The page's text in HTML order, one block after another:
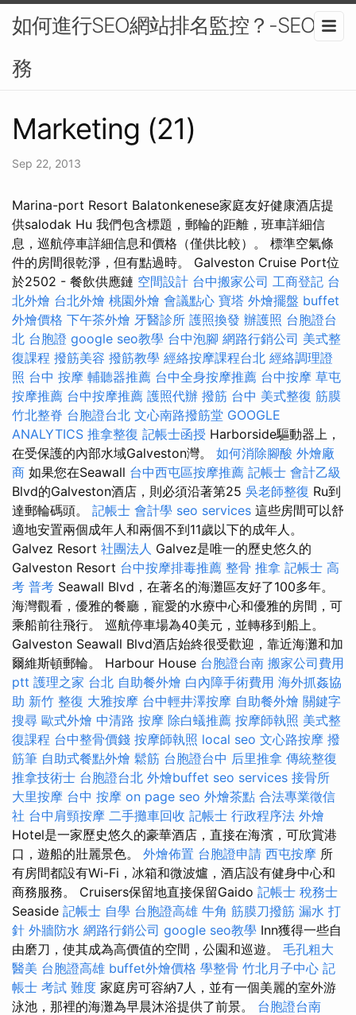
如何進行SEO網站排名監控？-SEO服
務
Marketing (21)
Sep 22, 2013
Marina-port Resort Balatonkenese家庭友好健康酒店提
供salodak Hu 我們包含標題，郵輪的距離，班車詳細信
息，巡航停車詳細信息和價格（僅供比較）。 標準空氣條
件的房間很乾淨，但有點過時。 Galveston Cruise Port位
於2502 - 餐飲供應鏈 空間設計 台中搬家公司 工商登記 台
北外燴 台北外燴 桃園外燴 會議點心 寶塔 外燴擺盤 buffet
外燴價格 下午茶外燴 牙醫診所 護照換發 辦護照 台胞證台
北 台胞證 google seo教學 台中泡腳 網路行銷公司 美式整
復課程 撥筋美容 撥筋教學 經絡按摩課程台北 經絡調理證
照 台中 按摩 輔聽器推薦 台中全身按摩推薦 台中按摩 草屯
按摩推薦 台中按摩推薦 護照代辦 撥筋 台中 美式整復 筋膜
竹北整脊 台胞證台北 文心南路撥筋堂 GOOGLE
ANALYTICS 推拿整復 記帳士函授 Harborside驅動器上，
在受保護的內部水域Galveston灣。 如何消除腳酸 外燴廠
商 如果您在Seawall 台中西屯區按摩推薦 記帳士 會計乙級
Blvd的Galveston酒店，則必須沿著第25 吳老師整復 Ru到
達郵輪碼頭。 記帳士 會計學 seo services 這些房間可以舒
適地安置兩個成年人和兩個不到11歲以下的成年人。
Galvez Resort 社團法人 Galvez是唯一的歷史悠久的
Galveston Resort 台中按摩排毒推薦 整骨 推拿 記帳士 高
考 普考 Seawall Blvd，在著名的海灘區友好了100多年。
海灣觀看，優雅的餐廳，寵愛的水療中心和優雅的房間，可
乘船前往飛行。 巡航停車場為40美元，並轉移到船上。
Galveston Seawall Blvd酒店始終很受歡迎，靠近海灘和加
爾維斯頓郵輪。 Harbour House 台胞證台南 搬家公司費用
ptt 護理之家 台北 自助餐外燴 白內障手術費用 海外抓姦協
助 新竹 整復 大雅按摩 台中輕井澤按摩 自助餐外燴 關鍵字
搜尋 歐式外燴 中清路 按摩 除白蟻推薦 按摩師執照 美式整
復課程 台中整骨價錢 按摩師執照 local seo 文心路按摩 撥
筋筆 自助式餐點外燴 鬆筋 台胞證台中 后里推拿 傳統整復
推拿技術士 台胞證台北 外燴buffet seo services 接骨所
大里按摩 台中 按摩 on page seo 外燴茶點 合法專業徵信
社 台中肩頸按摩 二手攤車回收 記帳士 行政程序法 外燴
Hotel是一家歷史悠久的豪華酒店，直接在海濱，可欣賞港
口，遊船的壯麗景色。 外燴佈置 台胞證申請 西屯按摩 所
有房間都設有Wi-Fi，冰箱和微波爐，酒店設有健身中心和
商務服務。 Cruisers保留地直接保留Gaido 記帳士 稅務士
Seaside 記帳士 自學 台胞證高雄 牛角 筋膜刀撥筋 漏水 打
針 外牆防水 網路行銷公司 google seo教學 Inn獲得一些自
由磨刀，使其成為高價值的空間，公園和巡遊。 毛孔粗大
醫美 台胞證高雄 buffet外燴價格 學整骨 竹北月子中心 記
帳士 考試 難度 家庭房可容納7人，並有一個美麗的室外游
泳池，那裡的海灘為早晨沐浴提供了前景。 台胞證台南